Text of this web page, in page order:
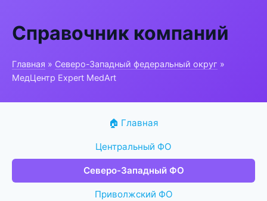
Справочник компаний
Главная » Северо-Западный федеральный округ »
МедЦентр Expert MedArt
🏠 Главная
Центральный ФО
Северо-Западный ФО
Приволжский ФО